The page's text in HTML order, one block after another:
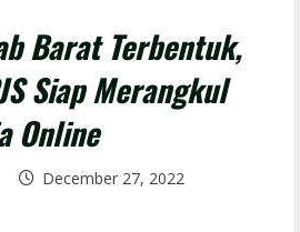
Barat Terbentuk,
Siap Merangkul
Online
December 27, 2022